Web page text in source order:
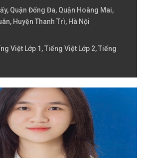
Quận Đống Đa, Quận Hoàng Mai,
Huyện Thanh Trì, Hà Nội
Việt Lớp 1, Tiếng Việt Lớp 2, Tiếng